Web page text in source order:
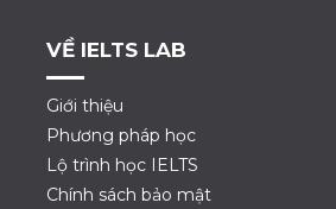
VỀ IELTS LAB
Giới thiệu
Phương pháp học
Lộ trình học IELTS
Chính sách bảo mật